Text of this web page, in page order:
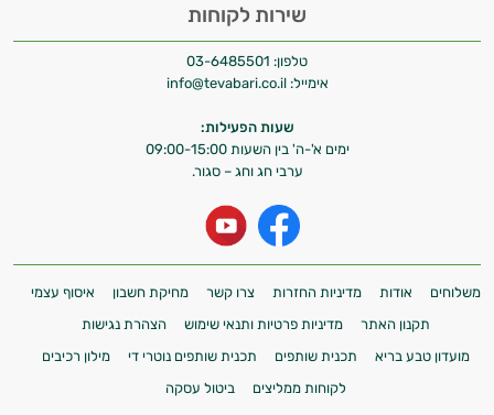
שירות לקוחות
טלפון: 03-6485501
אימייל: info@tevabari.co.il
שעות הפעילות:
ימים א'-ה' בין השעות 09:00-15:00
ערבי חג וחג – סגור.
משלוחים אודות מדיניות החזרות צרו קשר מחיקת חשבון
איסוף עצמי
תקנון האתר
מדיניות פרטיות ותנאי שימוש
הצהרת נגישות
מועדון טבע בריא
תכנית שותפים תכנית שותפים נוטרי די
מילון רכיבים
לקוחות ממליצים
ביטול עסקה